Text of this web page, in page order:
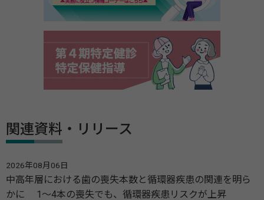
関連資料・リリース
2026年08月06日
中高年層における歯の喪失本数と循環器疾患の関連を明ら
かに 1～4本の喪失でも、循環器疾患リスクが上昇